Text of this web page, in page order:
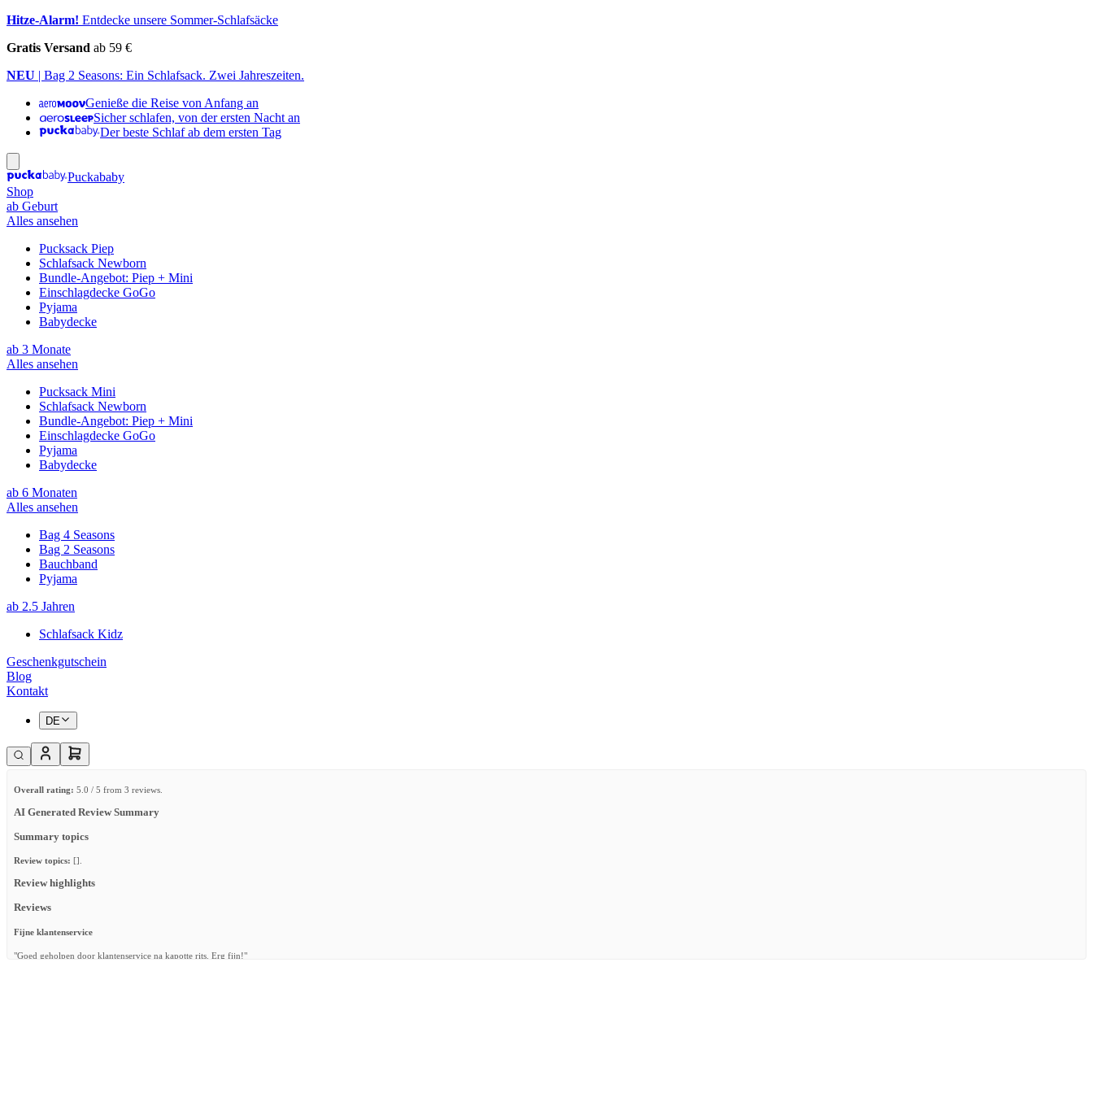
Hitze-Alarm! Entdecke unsere Sommer-Schlafsäcke
Gratis Versand ab 59 €
NEU | Bag 2 Seasons: Ein Schlafsack. Zwei Jahreszeiten.
Genieße die Reise von Anfang an
Sicher schlafen, von der ersten Nacht an
Der beste Schlaf ab dem ersten Tag
Puckababy
Shop
ab Geburt
Alles ansehen
Pucksack Piep
Schlafsack Newborn
Bundle-Angebot: Piep + Mini
Einschlagdecke GoGo
Pyjama
Babydecke
ab 3 Monate
Alles ansehen
Pucksack Mini
Schlafsack Newborn
Bundle-Angebot: Piep + Mini
Einschlagdecke GoGo
Pyjama
Babydecke
ab 6 Monaten
Alles ansehen
Bag 4 Seasons
Bag 2 Seasons
Bauchband
Pyjama
ab 2.5 Jahren
Schlafsack Kidz
Geschenkgutschein
Blog
Kontakt
DE
Overall rating: 5.0 / 5 from 3 reviews.
AI Generated Review Summary
Summary topics
Review topics: [].
Review highlights
Reviews
Fijne klantenservice
"Goed geholpen door klantenservice na kapotte rits. Erg fijn!"